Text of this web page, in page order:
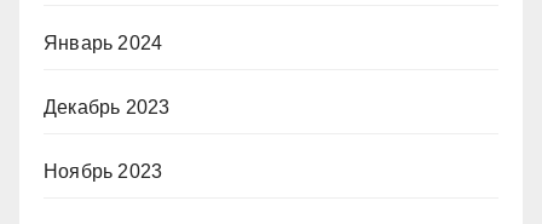
Январь 2024
Декабрь 2023
Ноябрь 2023